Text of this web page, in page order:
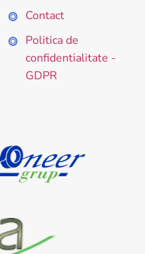
Contact
Politica de
confidentialitate -
GDPR